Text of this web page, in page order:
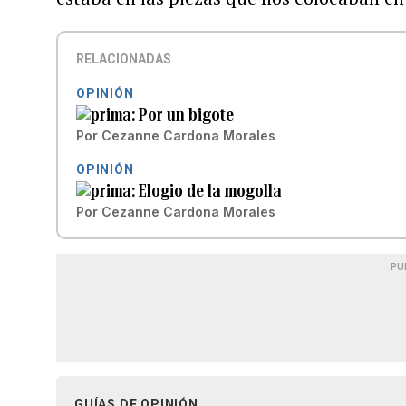
RELACIONADAS
OPINIÓN
Por un bigote
Por Cezanne Cardona Morales
OPINIÓN
Elogio de la mogolla
Por Cezanne Cardona Morales